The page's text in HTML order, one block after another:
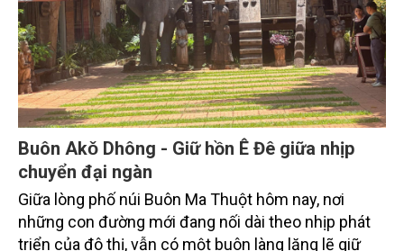
Buôn Akǒ Dhông - Giữ hồn Ê Đê giữa nhịp
chuyển đại ngàn
Giữa lòng phố núi Buôn Ma Thuột hôm nay, nơi
những con đường mới đang nối dài theo nhịp phát
triển của đô thị, vẫn có một buôn làng lặng lẽ giữ